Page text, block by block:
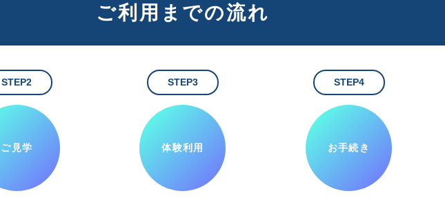
ご利用までの流れ
STEP2
ご見学
STEP3
体験利用
STEP4
お手続き